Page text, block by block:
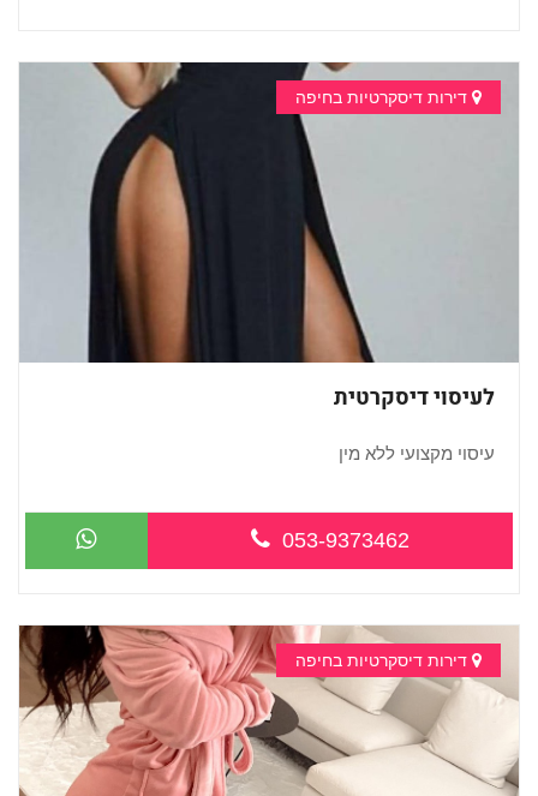
דירות דיסקרטיות בחיפה
לעיסוי דיסקרטית
עיסוי מקצועי ללא מין
053-9373462
דירות דיסקרטיות בחיפה